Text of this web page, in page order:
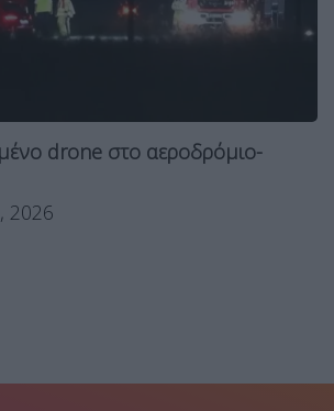
drone στο αεροδρόμιο-
2026